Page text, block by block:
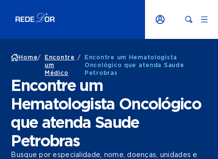
Home/
Encontre
um
Médico
/
Encontre um Hematologista
Oncológico que atenda Saude
Petrobras
Encontre um
Hematologista Oncológico
que atenda Saude
Petrobras
Busque por especialidade, nome, doenças, unidades e